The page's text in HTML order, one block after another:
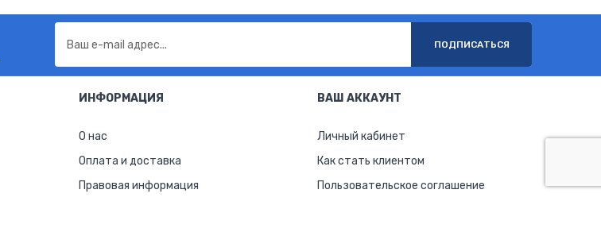
ПОДПИСАТЬСЯ
ИНФОРМАЦИЯ
О нас
Оплата и доставка
Правовая информация
ВАШ АККАУНТ
Личный кабинет
Как стать клиентом
Пользовательское соглашение